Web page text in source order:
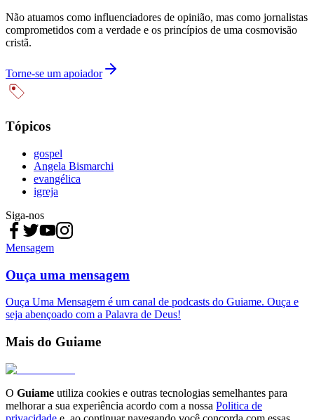
Não atuamos como influenciadores de opinião, mas como jornalistas
comprometidos com a verdade e os princípios de uma cosmovisão
cristã.
Torne-se um apoiador
Tópicos
gospel
Angela Bismarchi
evangélica
igreja
Siga-nos
Mensagem
Ouça uma mensagem
Ouça Uma Mensagem é um canal de podcasts do Guiame. Ouça e
seja abençoado com a Palavra de Deus!
Mais do Guiame
O Guiame utiliza cookies e outras tecnologias semelhantes para
melhorar a sua experiência acordo com a nossa Politica de